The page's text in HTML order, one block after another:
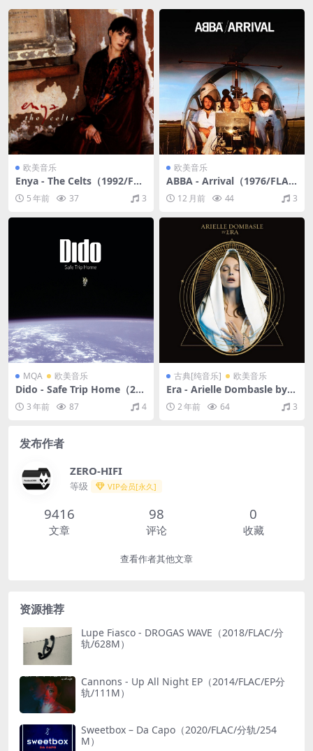
欧美音乐
Enya - The Celts（1992/FLA
C/分轨/204M）
5 年前 37 3
欧美音乐
ABBA - Arrival（1976/FLA
C/分轨/286M）
12 月前 44 3
MQA 欧美音乐
Dido - Safe Trip Home（200
8/FLAC/分轨/380M）(MQA/
16bit/44.1kHz)
3 年前 87 4
古典[纯音乐] 欧美音乐
Era - Arielle Dombasle by E
ra (Special Edition)（2013/
FLAC/分轨/276M）
2 年前 64 3
发布作者
ZERO-HIFI
等级 VIP会员[永久]
9416
文章
98
评论
0
收藏
查看作者其他文章
资源推荐
Lupe Fiasco - DROGAS WAVE（2018/FLAC/分
轨/628M）
Cannons - Up All Night EP（2014/FLAC/EP分
轨/111M）
Sweetbox – Da Capo（2020/FLAC/分轨/254
M）